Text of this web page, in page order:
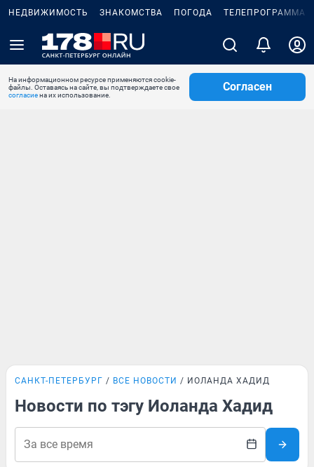
НЕДВИЖИМОСТЬ ЗНАКОМСТВА ПОГОДА ТЕЛЕПРОГРАММА
На информационном ресурсе применяются cookie-
файлы. Оставаясь на сайте, вы подтверждаете свое
согласиена их использование.
Согласен
САНКТ-ПЕТЕРБУРГ ВСЕ НОВОСТИ ИОЛАНДА ХАДИД
Новости по тэгу Иоланда Хадид